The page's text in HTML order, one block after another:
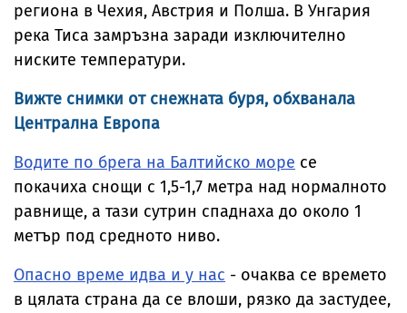
региона в Чехия, Австрия и Полша. В Унгария
река Тиса замръзна заради изключително
ниските температури.
Вижте снимки от снежната буря, обхванала
Централна Европа
Водите по брега на Балтийско море се
покачиха снощи с 1,5-1,7 метра над нормалното
равнище, а тази сутрин спаднаха до около 1
метър под средното ниво.
Опасно време идва и у нас - очаква се времето
в цялата страна да се влоши, рязко да застудее,